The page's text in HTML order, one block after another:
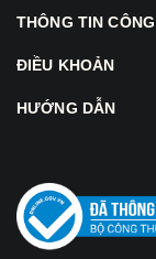
THÔNG TIN
ĐIỀU KHOẢN
HƯỚNG DẪN